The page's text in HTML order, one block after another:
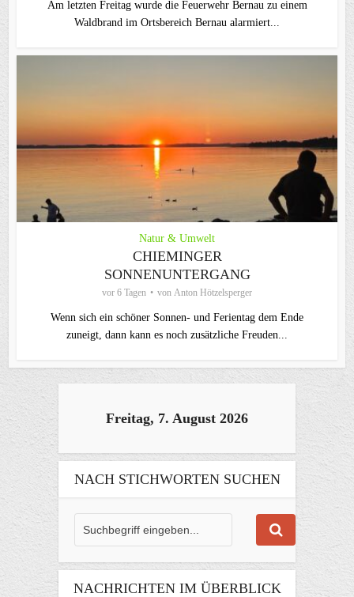
Am letzten Freitag wurde die Feuerwehr Bernau zu einem
Waldbrand im Ortsbereich Bernau alarmiert...
Natur & Umwelt
CHIEMINGER
SONNENUNTERGANG
vor 6 Tagen von Anton Hötzelsperger
Wenn sich ein schöner Sonnen- und Ferientag dem Ende
zuneigt, dann kann es noch zusätzliche Freuden...
Freitag, 7. August 2026
NACH STICHWORTEN SUCHEN
NACHRICHTEN IM ÜBERBLICK